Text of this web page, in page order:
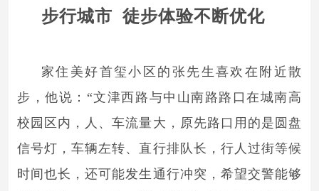
步行城市 徒步体验不断优化
家住美好首玺小区的张先生喜欢在附近散
步，他说：“文津西路与中山南路路口在城南高
校园区内，人、车流量大，原先路口用的是圆盘
信号灯，车辆左转、直行排队长，行人过街等候
时间也长，还可能发生通行冲突，希望交警能够